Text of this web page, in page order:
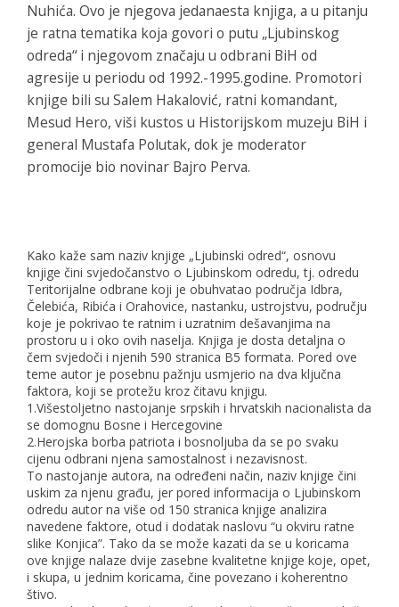
Nuhića. Ovo je njegova jedanaesta knjiga, a u pitanju
je ratna tematika koja govori o putu „Ljubinskog
odreda“ i njegovom značaju u odbrani BiH od
agresije u periodu od 1992.-1995.godine. Promotori
knjige bili su Salem Hakalović, ratni komandant,
Mesud Hero, viši kustos u Historijskom muzeju BiH i
general Mustafa Polutak, dok je moderator
promocije bio novinar Bajro Perva.
Kako kaže sam naziv knjige „Ljubinski odred“, osnovu
knjige čini svjedočanstvo o Ljubinskom odredu, tj. odredu
Teritorijalne odbrane koji je obuhvatao područja Idbra,
Čelebića, Ribića i Orahovice, nastanku, ustrojstvu, području
koje je pokrivao te ratnim i uzratnim dešavanjima na
prostoru u i oko ovih naselja. Knjiga je dosta detaljna o
čem svjedoči i njenih 590 stranica B5 formata. Pored ove
teme autor je posebnu pažnju usmjerio na dva ključna
faktora, koji se protežu kroz čitavu knjigu.
1.Višestoljetno nastojanje srpskih i hrvatskih nacionalista da
se domognu Bosne i Hercegovine
2.Herojska borba patriota i bosnoljuba da se po svaku
cijenu odbrani njena samostalnost i nezavisnost.
To nastojanje autora, na određeni način, naziv knjige čini
uskim za njenu građu, jer pored informacija o Ljubinskom
odredu autor na više od 150 stranica knjige analizira
navedene faktore, otud i dodatak naslovu “u okviru ratne
slike Konjica”. Tako da se može kazati da se u koricama
ove knjige nalaze dvije zasebne kvalitetne knjige koje, opet,
i skupa, u jednim koricama, čine povezano i koherentno
štivo.